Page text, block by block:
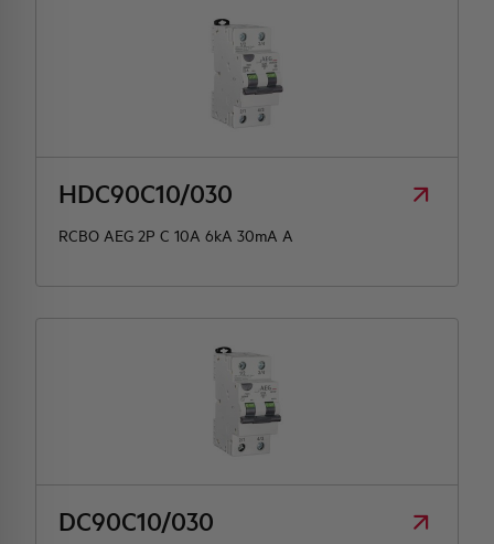
HDC90C10/030
RCBO AEG 2P C 10A 6kA 30mA A
DC90C10/030